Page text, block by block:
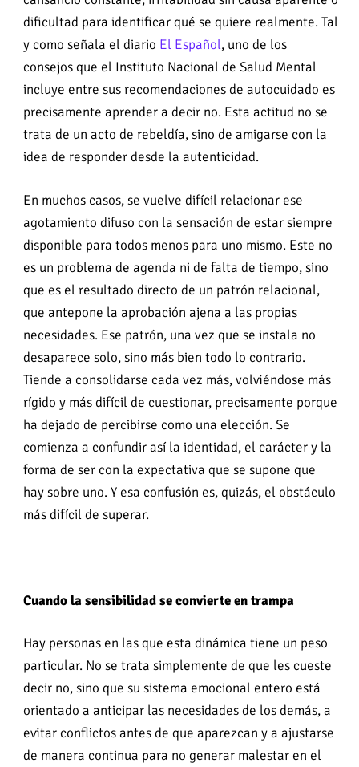
dificultad para identificar qué se quiere realmente. Tal
y como señala el diario El Español, uno de los
consejos que el Instituto Nacional de Salud Mental
incluye entre sus recomendaciones de autocuidado es
precisamente aprender a decir no. Esta actitud no se
trata de un acto de rebeldía, sino de amigarse con la
idea de responder desde la autenticidad.
En muchos casos, se vuelve difícil relacionar ese
agotamiento difuso con la sensación de estar siempre
disponible para todos menos para uno mismo. Este no
es un problema de agenda ni de falta de tiempo, sino
que es el resultado directo de un patrón relacional,
que antepone la aprobación ajena a las propias
necesidades. Ese patrón, una vez que se instala no
desaparece solo, sino más bien todo lo contrario.
Tiende a consolidarse cada vez más, volviéndose más
rígido y más difícil de cuestionar, precisamente porque
ha dejado de percibirse como una elección. Se
comienza a confundir así la identidad, el carácter y la
forma de ser con la expectativa que se supone que
hay sobre uno. Y esa confusión es, quizás, el obstáculo
más difícil de superar.
Cuando la sensibilidad se convierte en trampa
Hay personas en las que esta dinámica tiene un peso
particular. No se trata simplemente de que les cueste
decir no, sino que su sistema emocional entero está
orientado a anticipar las necesidades de los demás, a
evitar conflictos antes de que aparezcan y a ajustarse
de manera continua para no generar malestar en el